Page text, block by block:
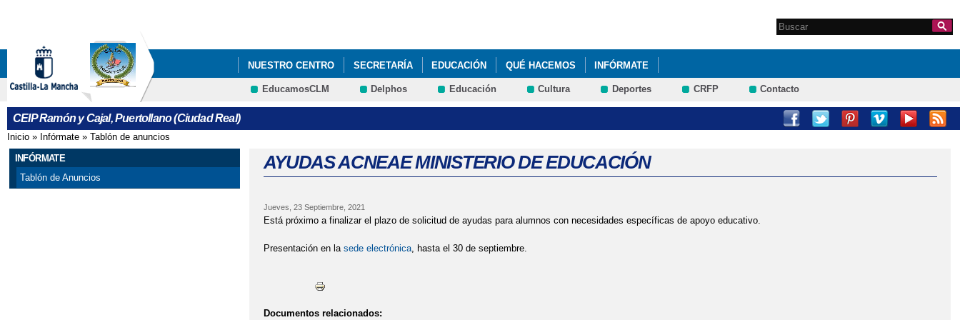
Formulario de
Search this site
NUESTRO CENTRO SECRETARÍA EDUCACIÓN QUÉ HACEMOS INFÓRMATE
EducamosCLM Delphos Educación Cultura Deportes CRFP Contacto
CEIP Ramón y Cajal, Puertollano (Ciudad Real)
Se encuentra usted aquí
Inicio » Infórmate » Tablón de anuncios
INFÓRMATE
Tablón de Anuncios
AYUDAS ACNEAE MINISTERIO DE EDUCACIÓN
Jueves, 23 Septiembre, 2021
Está próximo a finalizar el plazo de solicitud de ayudas para alumnos con necesidades específicas de apoyo educativo.
Presentación en la sede electrónica, hasta el 30 de septiembre.
Documentos relacionados: